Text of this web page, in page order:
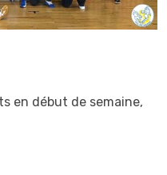
en début de semaine,